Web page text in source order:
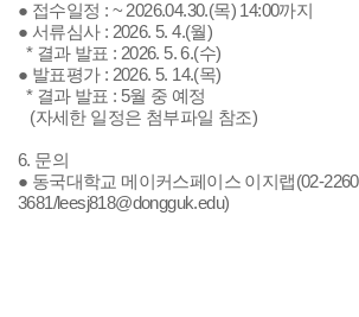
● ​접수일정 : ~ 2026.04.30.(목) 14:00까지
● ​서류심사 : 2026. 5. 4.(월)
* 결과 발표 : 2026. 5. 6.(수)
● ​발표평가 : 2026. 5. 14.(목)
* 결과 발표 : 5월 중 예정
(자세한 일정은 첨부파일 참조)
6. 문의
● ​동국대학교 메이커스페이스 이지랩(02-
3681/leesj818@dongguk.edu)